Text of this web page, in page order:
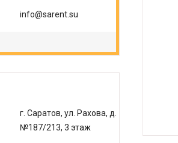
info@sarent.su
г. Саратов, ул. Рахова, д.
№187/213, 3 этаж